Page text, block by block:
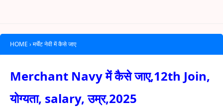
HOME › मर्चेंट नेवी में कैसे जाए
Merchant Navy में कैसे जाए,12th Join,
योग्यता, salary, उम्र,2025